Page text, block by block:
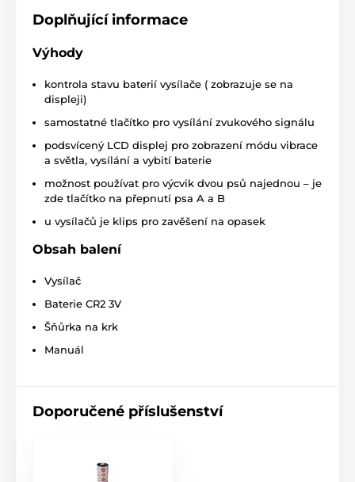
Doplňující informace
Výhody
kontrola stavu baterií vysílače ( zobrazuje se na
displeji)
samostatné tlačítko pro vysílání zvukového signálu
podsvícený LCD displej pro zobrazení módu vibrace
a světla, vysílání a vybití baterie
možnost používat pro výcvik dvou psů najednou – je
zde tlačítko na přepnutí psa A a B
u vysílačů je klips pro zavěšení na opasek
Obsah balení
Vysílač
Baterie CR2 3V
Šňůrka na krk
Manuál
Doporučené příslušenství